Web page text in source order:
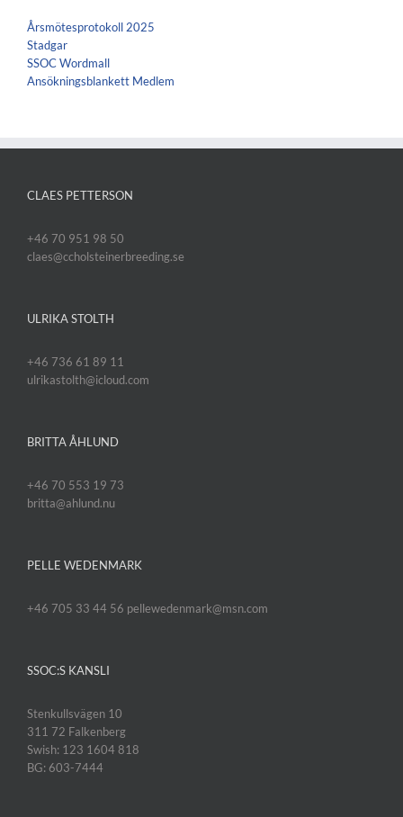
Årsmötesprotokoll 2025
Stadgar
SSOC Wordmall
Ansökningsblankett Medlem
CLAES PETTERSON
+46 70 951 98 50
claes@ccholsteinerbreeding.se
ULRIKA STOLTH
+46 736 61 89 11
ulrikastolth@icloud.com
BRITTA ÅHLUND
+46 70 553 19 73
britta@ahlund.nu
PELLE WEDENMARK
+46 705 33 44 56 pellewedenmark@msn.com
SSOC:S KANSLI
Stenkullsvägen 10
311 72 Falkenberg
Swish: 123 1604 818
BG: 603-7444